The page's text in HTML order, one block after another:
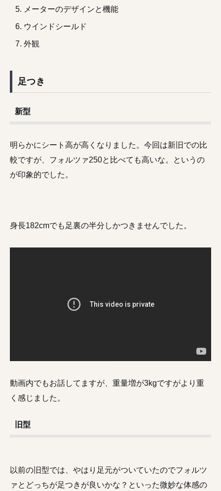
メーターのデザインと機能
ウインドシールド
外観
足つき
新型
明らかにシート高が高くなりました。今回は新旧での比
較ですが、フォルツァ250と比べても高いな。というの
が印象的でした。
身長182cmでも足裏の半分しかつきませんでした。
動画内でもお話してますが、重量増が3kgですがより重
く感じました。
旧型
以前の旧型では、やはり足元がついていたのでフォルツ
ァとどっちが足つきが良いかな？といった微妙な体感の